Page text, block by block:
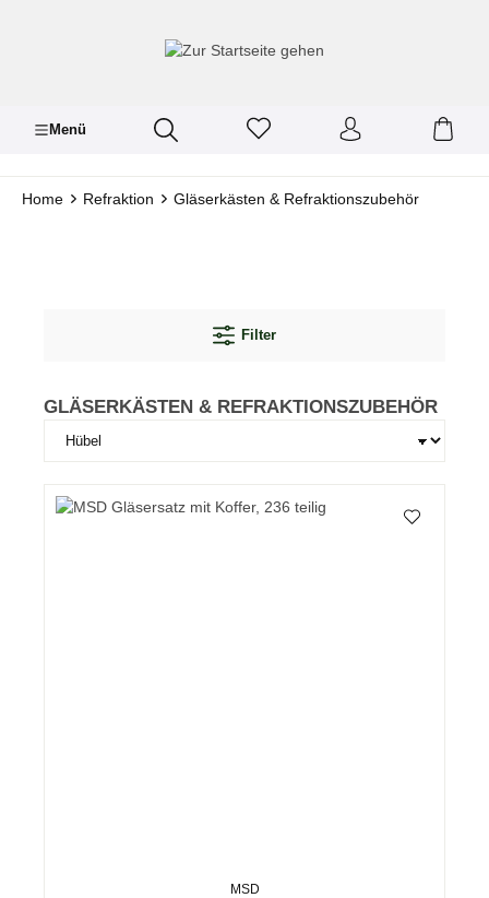
Menü
Home Refraktion Gläserkästen & Refraktionszubehör
Filter
GLÄSERKÄSTEN & REFRAKTIONSZUBEHÖR
MSD